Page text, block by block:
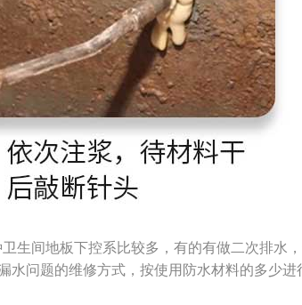
生间地板下控系比较多，有的有做二次排水
问题的维修方式，按使用防水材料的多少进